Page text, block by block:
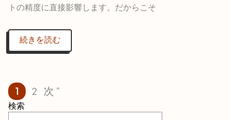
検索
トの精度に直接影響します。だからこそ
続きを読む
1 2 次 "